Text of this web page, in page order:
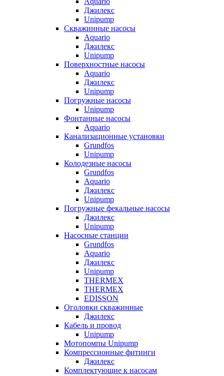
Джилекс
Unipump
Скважинные насосы
Aquario
Джилекс
Unipump
Поверхностные насосы
Aquario
Джилекс
Unipump
Погружные насосы
Unipump
Фонтанные насосы
Aquario
Канализационные установки
Grundfos
Unipump
Колодезные насосы
Grundfos
Aquario
Джилекс
Unipump
Погружные фекальные насосы
Джилекс
Unipump
Насосные станции
Grundfos
Aquario
Джилекс
Unipump
THERMEX
THERMEX
EDISSON
Оголовки скважинные
Джилекс
Кабель и провод
Unipump
Мотопомпы Unipump
Компрессионные фитинги
Джилекс
Комплектующие к насосам